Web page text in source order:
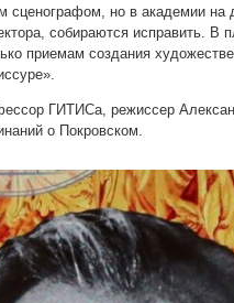
сценографом, но в академии на
собираются исправить. В
приемам создания
ГИТИСа, режиссер
о Покровском.